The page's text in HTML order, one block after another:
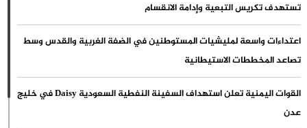
تستهدف تكريس التبعية وإدامة الانقسام
اعتداءات واسعة لمليشيات المستوطنين في الضفة الغربية والقدس وسط
تصاعد المخططات الاستيطانية
القوات اليمنية تعلن استهداف السفينة النفطية السعودية Daisy في خليج
عدن